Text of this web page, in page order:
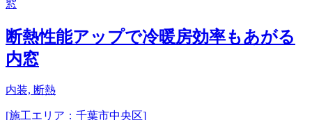
断熱性能アップで冷暖房効率もあがる
内窓
内装, 断熱
[施工エリア：千葉市中央区]